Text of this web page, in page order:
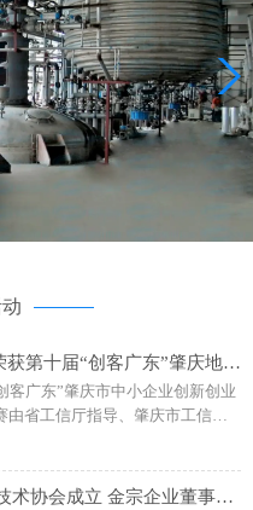
喜报 | 金宗企业荣获第十届“创客广东”肇庆地市赛二等奖
客广东”肇庆市中小企业创新创业
由省工信厅指导、肇庆市工信局
庆智创未来”。广东金宗机械“水
肇庆高新区科学技术协会成立 金宗企业董事长钟日强当选副主席